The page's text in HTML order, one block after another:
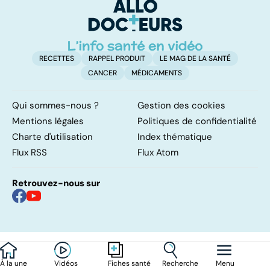
À la une Vidéos Fiches santé Recherche Menu
poumons
RECETTES RAPPEL PRODUIT
LE MAG DE LA SANTÉ
CANCER
MÉDICAMENTS
Qui sommes-nous ?
Gestion des cookies
Mentions légales
Politiques de confidentialité
Charte d'utilisation
Index thématique
Flux RSS
Flux Atom
Retrouvez-nous sur